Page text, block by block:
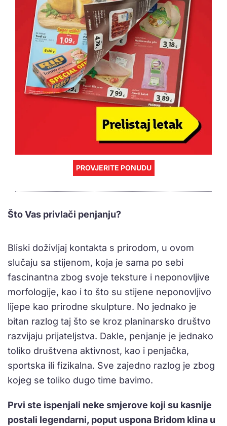
PROVJERITE PONUDU
Što Vas privlači penjanju?
Bliski doživljaj kontakta s prirodom, u ovom
slučaju sa stijenom, koja je sama po sebi
fascinantna zbog svoje teksture i neponovljive
morfologije, kao i to što su stijene neponovljivo
lijepe kao prirodne skulpture. No jednako je
bitan razlog taj što se kroz planinarsko društvo
razvijaju prijateljstva. Dakle, penjanje je jednako
toliko društvena aktivnost, kao i penjačka,
sportska ili fizikalna. Sve zajedno razlog je zbog
kojeg se toliko dugo time bavimo.
Prvi ste ispenjali neke smjerove koji su kasnije
postali legendarni, poput uspona Bridom klina u